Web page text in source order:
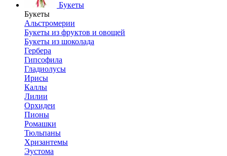
Букеты
Букеты
Альстромерии
Букеты из фруктов и овощей
Букеты из шоколада
Гербера
Гипсофила
Гладиолусы
Ирисы
Каллы
Лилии
Орхидеи
Пионы
Ромашки
Тюльпаны
Хризантемы
Эустома